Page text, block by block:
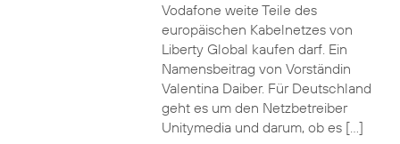
Vodafone weite Teile des
europäischen Kabelnetzes von
Liberty Global kaufen darf. Ein
Namensbeitrag von Vorständin
Valentina Daiber. Für Deutschland
geht es um den Netzbetreiber
Unitymedia und darum, ob es […]